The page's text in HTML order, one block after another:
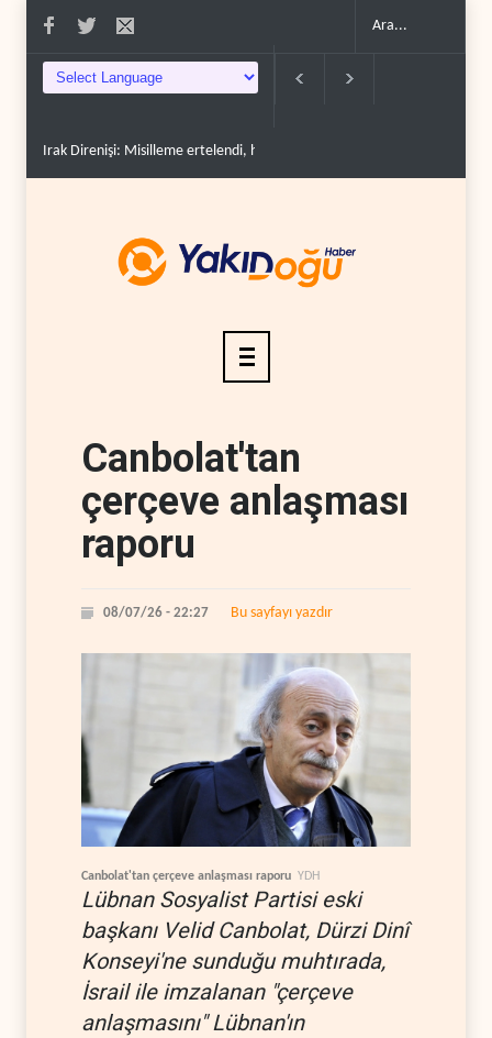
Direnişi: Misilleme ertelendi, hesap kapanmadı..
Canbolat'tan
çerçeve anlaşması
raporu
08/07/26 - 22:27 Bu sayfayı yazdır
Canbolat'tan çerçeve anlaşması raporu YDH
Lübnan Sosyalist Partisi eski
başkanı Velid Canbolat, Dürzi Dinî
Konseyi'ne sunduğu muhtırada,
İsrail ile imzalanan "çerçeve
anlaşmasını" Lübnan'ın